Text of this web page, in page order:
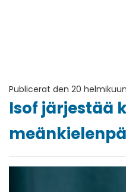
Publicerat den 20
Isof järjestää